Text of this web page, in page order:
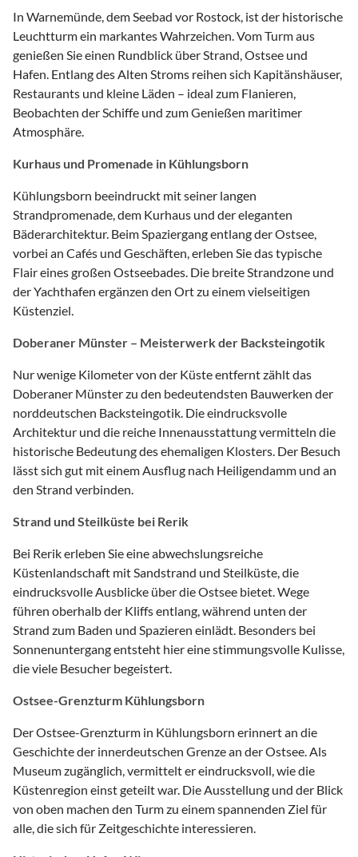
In Warnemünde, dem Seebad vor Rostock, ist der historische
Leuchtturm ein markantes Wahrzeichen. Vom Turm aus
genießen Sie einen Rundblick über Strand, Ostsee und
Hafen. Entlang des Alten Stroms reihen sich Kapitänshäuser,
Restaurants und kleine Läden – ideal zum Flanieren,
Beobachten der Schiffe und zum Genießen maritimer
Atmosphäre.
Kurhaus und Promenade in Kühlungsborn
Kühlungsborn beeindruckt mit seiner langen
Strandpromenade, dem Kurhaus und der eleganten
Bäderarchitektur. Beim Spaziergang entlang der Ostsee,
vorbei an Cafés und Geschäften, erleben Sie das typische
Flair eines großen Ostseebades. Die breite Strandzone und
der Yachthafen ergänzen den Ort zu einem vielseitigen
Küstenziel.
Doberaner Münster – Meisterwerk der Backsteingotik
Nur wenige Kilometer von der Küste entfernt zählt das
Doberaner Münster zu den bedeutendsten Bauwerken der
norddeutschen Backsteingotik. Die eindrucksvolle
Architektur und die reiche Innenausstattung vermitteln die
historische Bedeutung des ehemaligen Klosters. Der Besuch
lässt sich gut mit einem Ausflug nach Heiligendamm und an
den Strand verbinden.
Strand und Steilküste bei Rerik
Bei Rerik erleben Sie eine abwechslungsreiche
Küstenlandschaft mit Sandstrand und Steilküste, die
eindrucksvolle Ausblicke über die Ostsee bietet. Wege
führen oberhalb der Kliffs entlang, während unten der
Strand zum Baden und Spazieren einlädt. Besonders bei
Sonnenuntergang entsteht hier eine stimmungsvolle Kulisse,
die viele Besucher begeistert.
Ostsee-Grenzturm Kühlungsborn
Der Ostsee-Grenzturm in Kühlungsborn erinnert an die
Geschichte der innerdeutschen Grenze an der Ostsee. Als
Museum zugänglich, vermittelt er eindrucksvoll, wie die
Küstenregion einst geteilt war. Die Ausstellung und der Blick
von oben machen den Turm zu einem spannenden Ziel für
alle, die sich für Zeitgeschichte interessieren.